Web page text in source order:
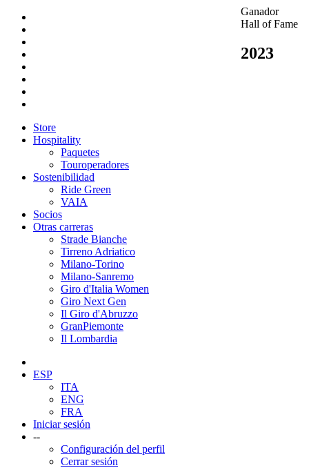
Store
Hospitality
Paquetes
Touroperadores
Sostenibilidad
Ride Green
VAIA
Socios
Otras carreras
Strade Bianche
Tirreno Adriatico
Milano-Torino
Milano-Sanremo
Giro d'Italia Women
Giro Next Gen
Il Giro d'Abruzzo
GranPiemonte
Il Lombardia
ESP
ITA
ENG
FRA
Iniciar sesión
--
Configuración del perfil
Cerrar sesión
Ganador
Hall of Fame
2023